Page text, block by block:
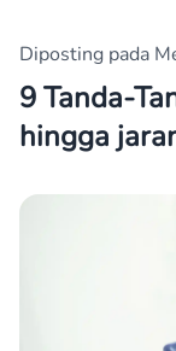
Diposting pada
9 Tanda-
hingga